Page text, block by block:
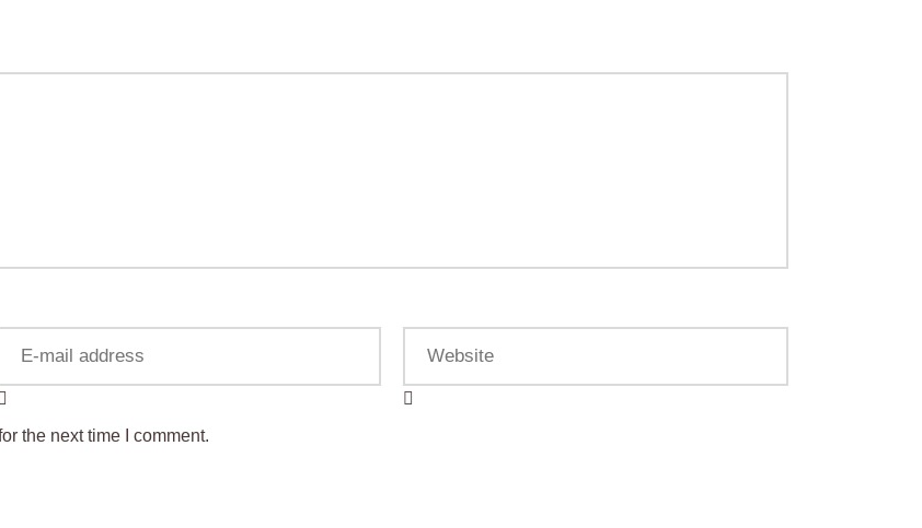
the next time I comment.